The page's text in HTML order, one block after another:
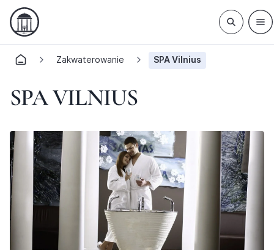
Zakwaterowanie SPA Vilnius
SPA VILNIUS